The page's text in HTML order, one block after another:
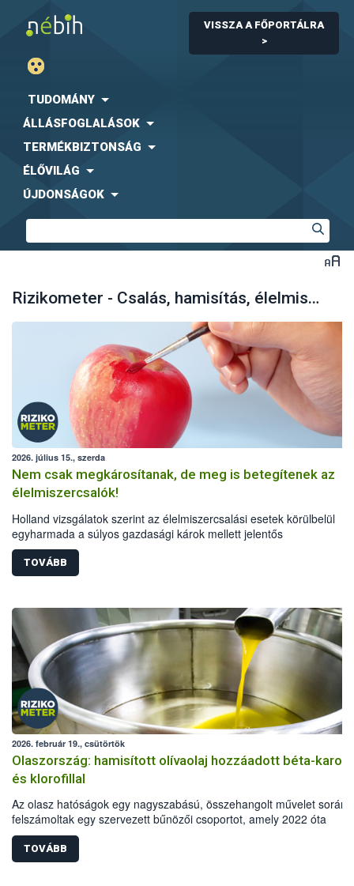
VISSZA A FŐPORTÁLRA
>
TUDOMÁNY
ÁLLÁSFOGLALÁSOK
TERMÉKBIZTONSÁG
ÉLŐVILÁG
ÚJDONSÁGOK
Rizikometer - Csalás, hamisítás, élelmiszerterrorizmus
2026. július 15., szerda
Nem csak megkárosítanak, de meg is betegítenek az
élelmiszercsalók!
Holland vizsgálatok szerint az élelmiszercsalási esetek körülbelül
egyharmada a súlyos gazdasági károk mellett jelentős
élelmiszerbiztonsági kockázatot is hordoz.
TOVÁBB
2026. február 19., csütörtök
Olaszország: hamisított olívaolaj hozzáadott béta-
és klorofillal
Az olasz hatóságok egy nagyszabású, összehangolt művelet során
felszámoltak egy szervezett bűnözői csoportot, amely 2022 óta
foglalkozott hamis extra szűz olívaolaj előállításával és
TOVÁBB